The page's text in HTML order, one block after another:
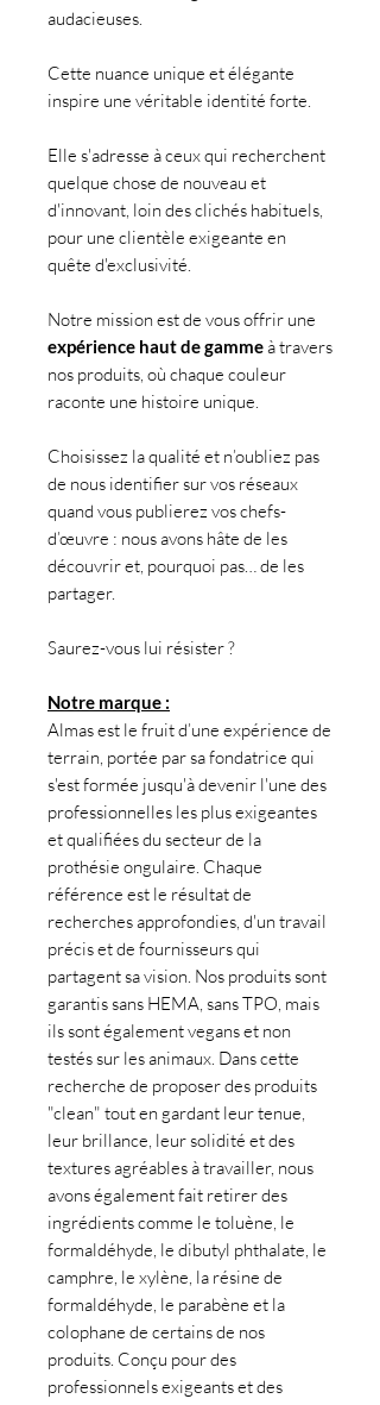
audacieuses.
Cette nuance unique et élégante
inspire une véritable identité forte.
Elle s'adresse à ceux qui recherchent
quelque chose de nouveau et
d'innovant, loin des clichés habituels,
pour une clientèle exigeante en
quête d'exclusivité.
Notre mission est de vous offrir une
expérience haut de gammeà travers
nos produits, où chaque couleur
raconte une histoire unique.
Choisissez la qualité et n’oubliez pas
de nous identifier sur vos réseaux
quand vous publierez vos chefs-
d’œuvre : nous avons hâte de les
découvrir et, pourquoi pas… de les
partager.
Saurez-vous lui résister ?
Notre marque :
Almas est le fruit d’une expérience de
terrain, portée par sa fondatrice qui
s'est formée jusqu'à devenir l'une des
professionnelles les plus exigeantes
et qualifiées du secteur de la
prothésie ongulaire. Chaque
référence est le résultat de
recherches approfondies, d'un travail
précis et de fournisseurs qui
partagent sa vision. Nos produits sont
garantis sans HEMA, sans TPO, mais
ils sont également vegans et non
testés sur les animaux. Dans cette
recherche de proposer des produits
"clean" tout en gardant leur tenue,
leur brillance, leur solidité et des
textures agréables à travailler, nous
avons également fait retirer des
ingrédients comme le toluène, le
formaldéhyde, le dibutyl phthalate, le
camphre, le xylène, la résine de
formaldéhyde, le parabène et la
colophane de certains de nos
produits. Conçu pour des
professionnels exigeants et des